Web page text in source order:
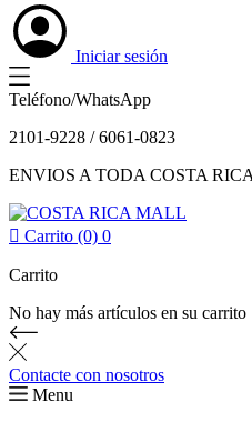
Iniciar sesión
Teléfono/WhatsApp
2101-9228 / 6061-0823
ENVIOS A TODA COSTA RICA
 Carrito (0) 0
Carrito
No hay más artículos en su carrito
Contacte con nosotros
Menu